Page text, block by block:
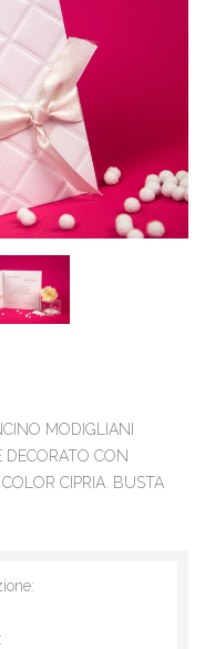
MODIGLIANI
CON
CIPRIA. BUSTA